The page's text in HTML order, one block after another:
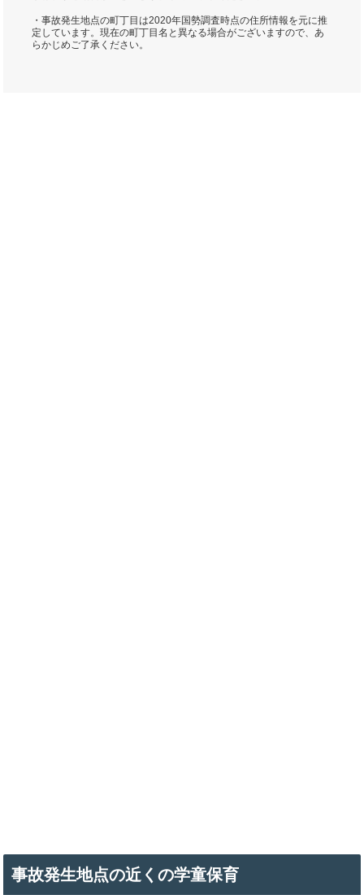
・事故発生地点の町丁目は2020年国勢調査時点の住所情報を元に推
定しています。現在の町丁目名と異なる場合がございますので、あ
らかじめご了承ください。
事故発生地点の近くの学童保育